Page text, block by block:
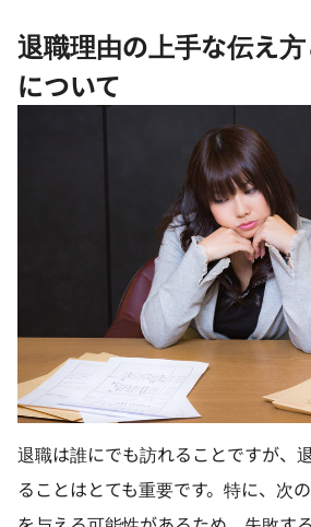
退職理由の上手な伝え
について
退職は誰にでも訪れることですが、
ることはとても重要です。特に、次